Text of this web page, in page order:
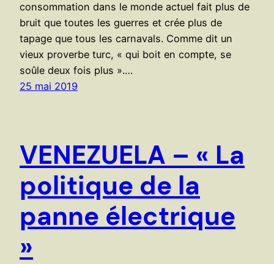
consommation dans le monde actuel fait plus de
bruit que toutes les guerres et crée plus de
tapage que tous les carnavals. Comme dit un
vieux proverbe turc, « qui boit en compte, se
soûle deux fois plus ».…
25 mai 2019
VENEZUELA – « La
politique de la
panne électrique
»